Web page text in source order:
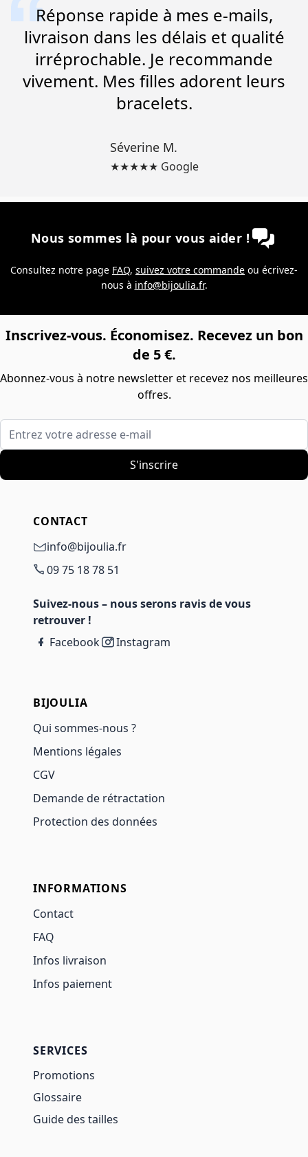
Réponse rapide à mes e-mails,
livraison dans les délais et qualité
irréprochable. Je recommande
vivement. Mes filles adorent leurs
bracelets.
Séverine M.
★★★★★ Google
Nous sommes là pour vous aider !
Consultez notre page FAQ, suivez votre commande ou écrivez-
nous à info@bijoulia.fr.
Inscrivez-vous. Économisez. Recevez un bon
de 5 €.
Abonnez-vous à notre newsletter et recevez nos meilleures
offres.
Entrez votre adresse e-mail
S'inscrire
CONTACT
info@bijoulia.fr
09 75 18 78 51
Suivez-nous – nous serons ravis de vous
retrouver !
Facebook
Instagram
BIJOULIA
Qui sommes-nous ?
Mentions légales
CGV
Demande de rétractation
Protection des données
INFORMATIONS
Contact
FAQ
Infos livraison
Infos paiement
SERVICES
Promotions
Glossaire
Guide des tailles